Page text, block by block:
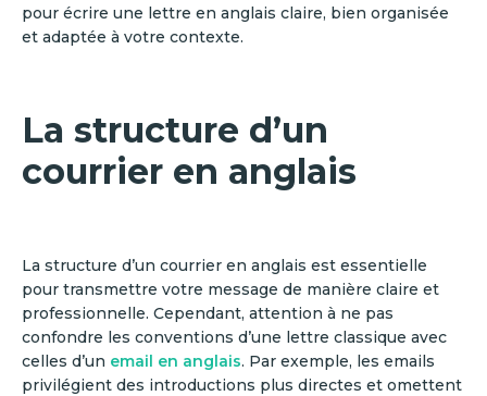
pour écrire une lettre en anglais claire, bien organisée
et adaptée à votre contexte.
La structure d’un
courrier en anglais
La structure d’un courrier en anglais est essentielle
pour transmettre votre message de manière claire et
professionnelle. Cependant, attention à ne pas
confondre les conventions d’une lettre classique avec
celles d’un email en anglais. Par exemple, les emails
privilégient des introductions plus directes et omettent